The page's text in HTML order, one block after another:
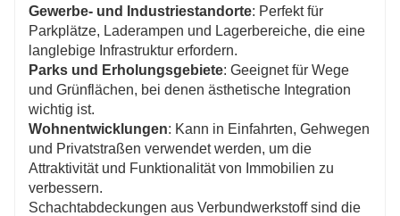
Gewerbe- und Industriestandorte: Perfekt für
Parkplätze, Laderampen und Lagerbereiche, die eine
langlebige Infrastruktur erfordern.
Parks und Erholungsgebiete: Geeignet für Wege
und Grünflächen, bei denen ästhetische Integration
wichtig ist.
Wohnentwicklungen: Kann in Einfahrten, Gehwegen
und Privatstraßen verwendet werden, um die
Attraktivität und Funktionalität von Immobilien zu
verbessern.
Schachtabdeckungen aus Verbundwerkstoff sind die